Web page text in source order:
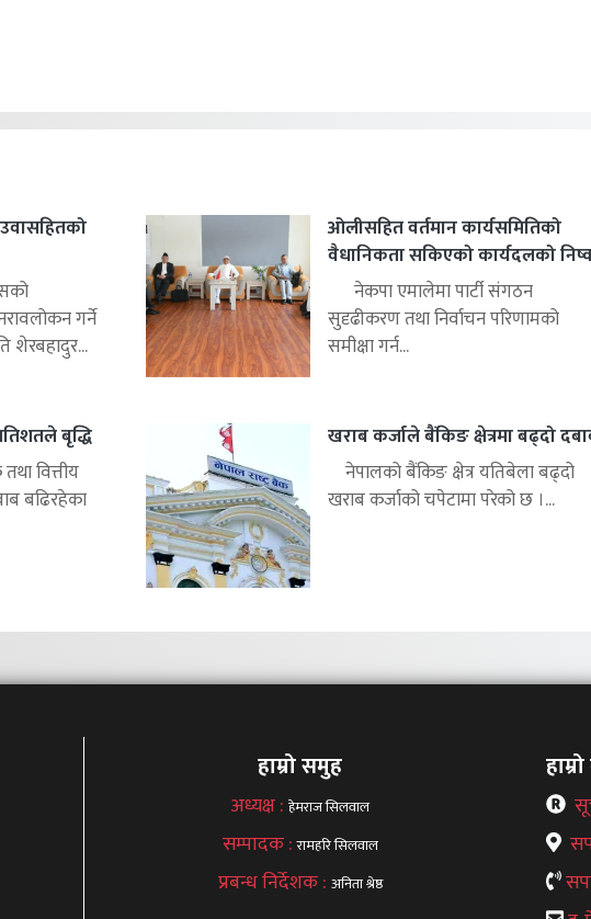
गर्ने
शेरबहादुर...
ओलीसहित वर्तमान कार्यसमितिको
वैधानिकता सकिएको कार्यदलको
नेकपा एमालेमा पार्टी संगठन
सुदृढीकरण तथा निर्वाचन परिणामको
समीक्षा गर्न...
बृद्धि
वित्तीय
बढिरहेका
खराब कर्जाले बैंकिङ क्षेत्रमा बढ्दो
नेपालको बैंकिङ क्षेत्र यतिबेला बढ्दो
खराब कर्जाको चपेटामा परेको छ ।...
हाम्रो समुह
अध्यक्ष :हेमराज सिलवाल
सम्पादक :रामहरि सिलवाल
प्रबन्ध निर्देशक : अनिता श्रेष्ठ